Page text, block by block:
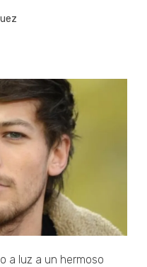
a luz a un hermoso